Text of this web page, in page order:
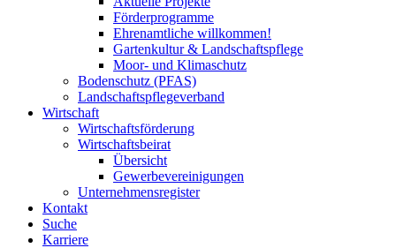
Förderprogramme
Ehrenamtliche willkommen!
Gartenkultur & Landschaftspflege
Moor- und Klimaschutz
Bodenschutz (PFAS)
Landschaftspflegeverband
Wirtschaft
Wirtschaftsförderung
Wirtschaftsbeirat
Übersicht
Gewerbevereinigungen
Unternehmensregister
Kontakt
Suche
Karriere